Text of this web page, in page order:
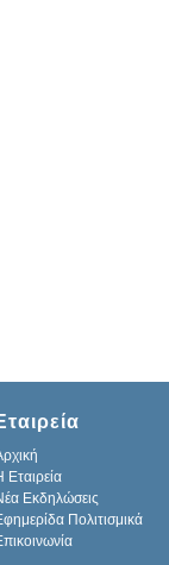
Εταιρεία
Εκδηλώσεις
Πολιτισμικά